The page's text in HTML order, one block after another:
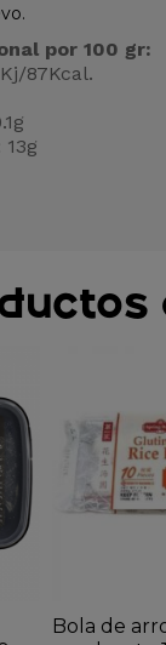
por 100 gr:
87Kcal.
Bola de